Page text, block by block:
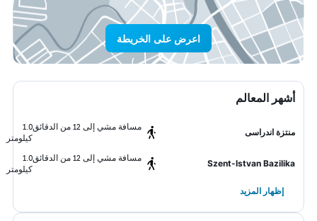
اعرض على الخريطة
أشهر المعالم
منتزة اندراسى
مسافة مشي إلى 12 من الدقائق
1.0
كيلومتر
Szent-Istvan Bazilika
مسافة مشي إلى 12 من الدقائق
1.0
كيلومتر
إظهار المزيد